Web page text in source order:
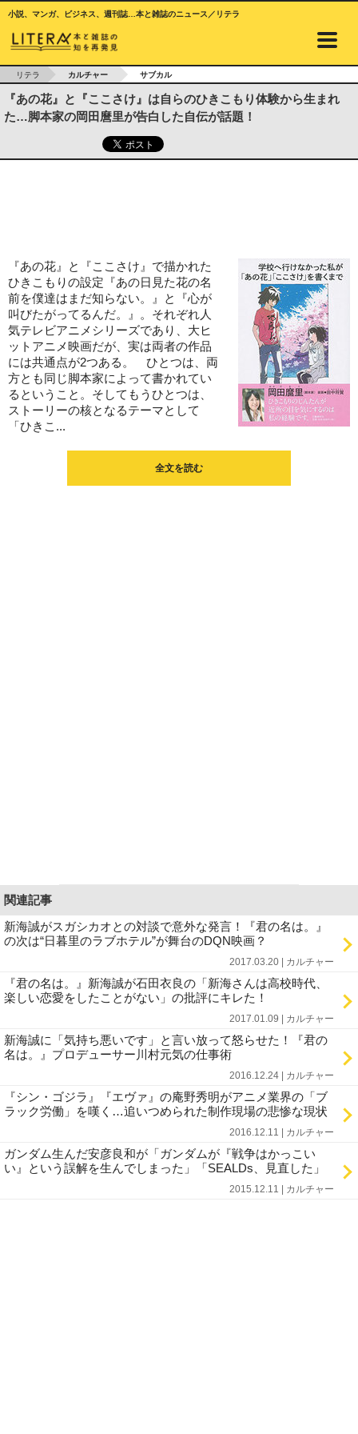
小説、マンガ、ビジネス、週刊誌…本と雑誌のニュース／リテラ
リテラ カルチャー サブカル
『あの花』と『ここさけ』は自らのひきこもり体験から生まれ
た…脚本家の岡田麿里が告白した自伝が話題！
『あの花』と『ここさけ』で描かれた
ひきこもりの設定『あの日見た花の名
前を僕達はまだ知らない。』と『心が
叫びたがってるんだ。』。それぞれ人
気テレビアニメシリーズであり、大ヒ
ットアニメ映画だが、実は両者の作品
には共通点が2つある。 ひとつは、両
方とも同じ脚本家によって書かれてい
るということ。そしてもうひとつは、
ストーリーの核となるテーマとして
「ひきこ...
全文を読む
関連記事
新海誠がスガシカオとの対談で意外な発言！『君の名は。』
の次は“日暮里のラブホテル”が舞台のDQN映画？
2017.03.20 | カルチャー
『君の名は。』新海誠が石田衣良の「新海さんは高校時代、
楽しい恋愛をしたことがない」の批評にキレた！
2017.01.09 | カルチャー
新海誠に「気持ち悪いです」と言い放って怒らせた！『君の
名は。』プロデューサー川村元気の仕事術
2016.12.24 | カルチャー
『シン・ゴジラ』『エヴァ』の庵野秀明がアニメ業界の「ブ
ラック労働」を嘆く…追いつめられた制作現場の悲惨な現状
2016.12.11 | カルチャー
ガンダム生んだ安彦良和が「ガンダムが『戦争はかっこい
い』という誤解を生んでしまった」「SEALDs、見直した」
2015.12.11 | カルチャー